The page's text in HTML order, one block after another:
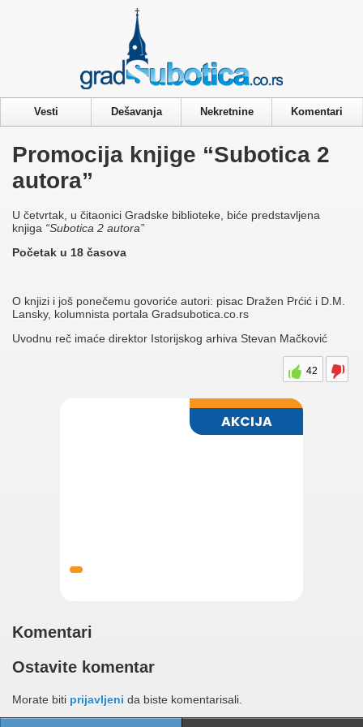
Vesti Dešavanja Nekretnine Komentari
Promocija knjige “Subotica 2
autora”
U četvrtak, u čitaonici Gradske biblioteke, biće predstavljena
knjiga “Subotica 2 autora”
Početak u 18 časova
O knjizi i još ponečemu govoriće autori: pisac Dražen Prćić i D.M.
Lansky, kolumnista portala Gradsubotica.co.rs
Uvodnu reč imaće direktor Istorijskog arhiva Stevan Mačković
42
Komentari
Ostavite komentar
Morate biti prijavljeni da biste komentarisali.
Privacy & Cookies Policy